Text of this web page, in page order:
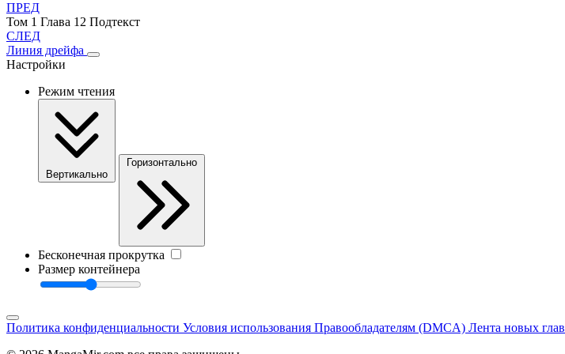
ПРЕД
Том 1 Глава 12 Подтекст
СЛЕД
Линия дрейфа
Настройки
Режим чтения
Вертикально
Горизонтально
Бесконечная прокрутка
Размер контейнера
Политика конфиденциальности Условия использования Правообладателям (DMCA) Лента новых глав